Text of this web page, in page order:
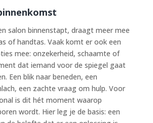
salon binnenstapt, draagt meer mee
of handtas. Vaak komt er ook een
mee: onzekerheid, schaamte of
dat iemand voor de spiegel gaat
Een blik naar beneden, een
een zachte vraag om hulp. Voor
is dit hét moment waarop
wordt. Hier leg je de basis: een